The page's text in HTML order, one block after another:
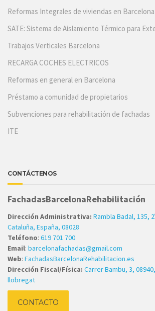
Reformas Integrales de viviendas en Barcelona
SATE: Sistema de Aislamiento Térmico para
Trabajos Verticales Barcelona
RECARGA COCHES ELECTRICOS
Reformas en general en Barcelona
Préstamo a comunidad de propietarios
Subvenciones para rehabilitación de fachadas
ITE
CONTÁCTENOS
FachadasBarcelonaRehabilitación
Dirección Administrativa: Rambla Badal, 135,
Cataluña, España, 08028
Teléfono: 619 701 700
Email: barcelonafachadas@gmail.com
Web: FachadasBarcelonaRehabilitacion.es
Dirección Fiscal/Física: Carrer Bambu, 3,
llobregat
CONTACTO